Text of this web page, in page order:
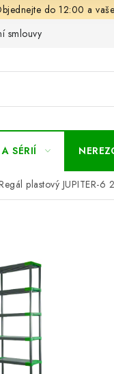
do 12:00 a
smlouvy
SÉRIÍ
plastový JUPITER-